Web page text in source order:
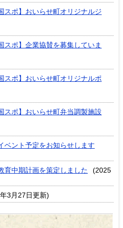
スポ】おいらせ町オリジナルジ
スポ】企業協賛を募集していま
スポ】おいらせ町オリジナルポ
スポ】おいらせ町弁当調製施設
ベント予定をお知らせします
育中期計画を策定しました
(2025
3月27日更新)